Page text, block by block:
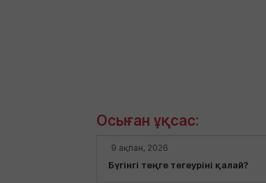
Осыған ұқсас:
9 ақпан, 2026
Бүгінгі теңге тегеуріні қалай?